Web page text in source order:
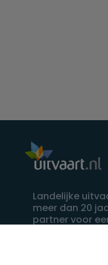
Landelijke
meer dan 20
partner voor